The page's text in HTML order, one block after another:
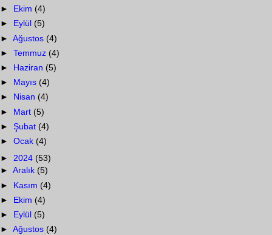
► Ekim (4)
► Eylül (5)
► Ağustos (4)
► Temmuz (4)
► Haziran (5)
► Mayıs (4)
► Nisan (4)
► Mart (5)
► Şubat (4)
► Ocak (4)
► 2024 (53)
► Aralık (5)
► Kasım (4)
► Ekim (4)
► Eylül (5)
► Ağustos (4)